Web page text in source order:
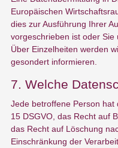
Europäischen
dies zur Ausführung Ihrer
vorgeschrieben ist oder Sie
Über Einzelheiten werden
gesondert informieren.
7. Welche
Jede betroffene Person hat
15 DSGVO, das Recht auf
das Recht auf Löschung
Einschränkung der